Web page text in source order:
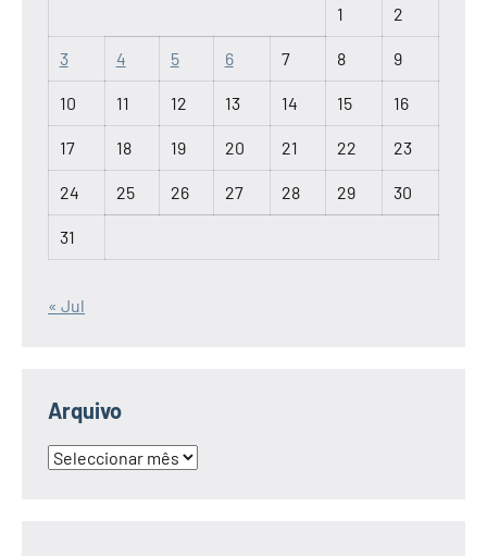
1 2
3 4 5 6 7 8 9
10 11 12 13 14 15 16
17 18 19 20 21 22 23
24 25 26 27 28 29 30
31
« Jul
Arquivo
Arquivo